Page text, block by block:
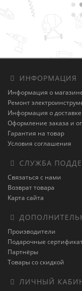
ИНФОРМАЦИЯ
Информация о
Ремонт
Информация о доставке
Оформление заказа и
Гарантия на товар
Условия соглашения
СЛУЖБА
Связаться с нами
Возврат товара
Карта сайта
Производители
Подарочные
Партнёры
Товары со скидкой
ЛИЧНЫЙ